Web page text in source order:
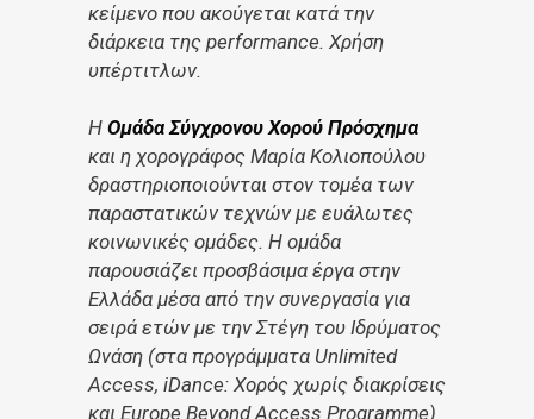
κείμενο που ακούγεται κατά την
διάρκεια της performance. Χρήση
υπέρτιτλων.
H Ομάδα Σύγχρονου Χορού Πρόσχημα
και η χορογράφος Μαρία Κολιοπούλου
δραστηριοποιούνται στον τομέα των
παραστατικών τεχνών με ευάλωτες
κοινωνικές ομάδες. Η ομάδα
παρουσιάζει προσβάσιμα έργα στην
Ελλάδα μέσα από την συνεργασία για
σειρά ετών με την Στέγη του Ιδρύματος
Ωνάση (στα προγράμματα Unlimited
Access, iDance: Χορός χωρίς διακρίσεις
και Europe Beyond Access Programme)